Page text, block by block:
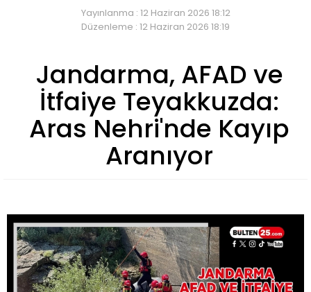
Yayınlanma : 12 Haziran 2026 18:12
Düzenleme : 12 Haziran 2026 18:19
Jandarma, AFAD ve
İtfaiye Teyakkuzda:
Aras Nehri'nde Kayıp
Aranıyor